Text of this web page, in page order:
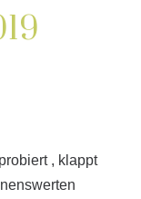
, klappt